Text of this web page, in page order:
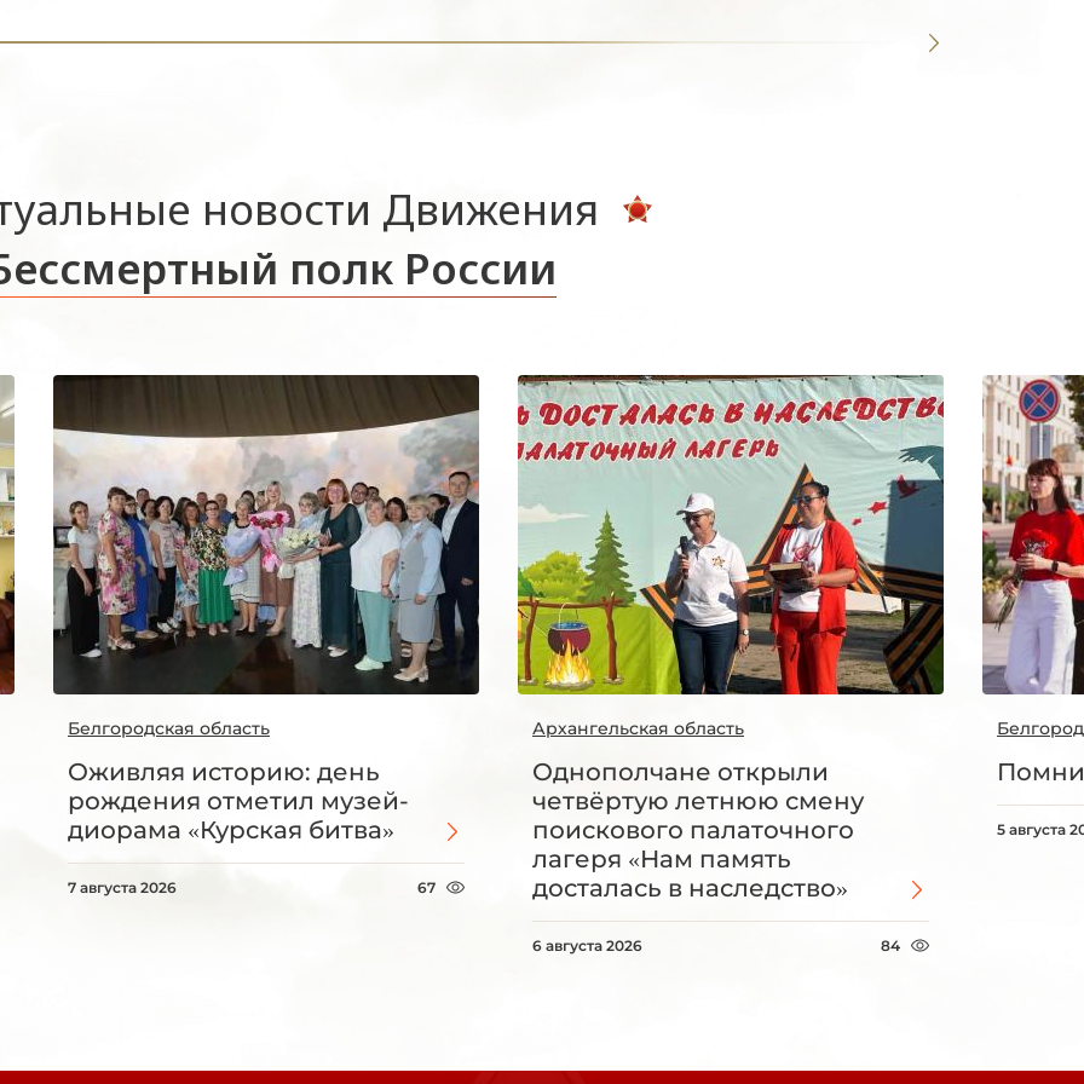
новости Движения
полк России
Белгородская область
Оживляя историю: день
рождения отметил музей-
диорама «Курская битва»
7 августа 2026 67
Архангельская область
Однополчане открыли
четвёртую летнюю смену
поискового палаточного
лагеря «Нам память
досталась в наследство»
6 августа 2026 84
5 августа